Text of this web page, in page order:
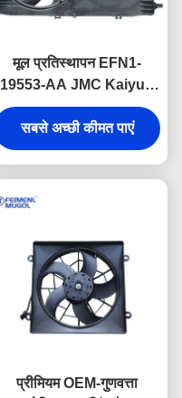
मूल प्रतिस्थापन EFN1-
19553-AA JMC Kaiyun
यूरो 4 के लिए इलेक्ट्रिक कूलिंग
प्रशंसक मूल कारखाने विनिर्देशों
को पूरा करने के लिए निर्मित
सबसे अच्छी कीमत पाएं
प्रीमियम OEM-गुणवत्ता